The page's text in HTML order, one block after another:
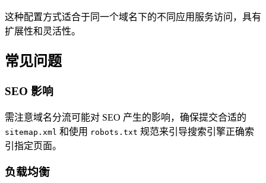
这种配置方式适合于同一个域名下的不同应用服务访问，具有
扩展性和灵活性。
常见问题
SEO 影响
需注意域名分流可能对 SEO 产生的影响，确保提交合适的
sitemap.xml 和使用 robots.txt 规范来引导搜索引擎正确索
引指定页面。
负载均衡